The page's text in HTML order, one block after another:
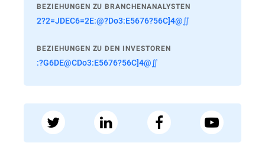
BEZIEHUNGEN ZU BRANCHENANALYSTEN
2?2=JDEC6=2E:@?Do3:E5676?56C]4@∬
BEZIEHUNGEN ZU DEN INVESTOREN
:?G6DE@CDo3:E5676?56C]4@∬